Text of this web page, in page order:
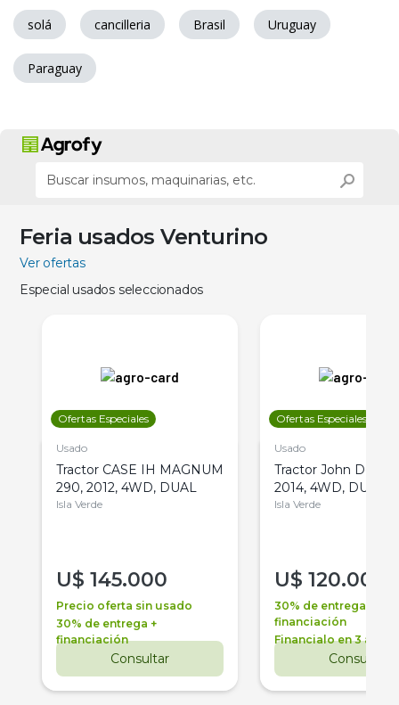
solá cancilleria Brasil Uruguay
Paraguay
Feria usados Venturino
Ver ofertas
Especial usados seleccionados
Ofertas Especiales
Usado
Tractor CASE IH MAGNUM
290, 2012, 4WD, DUAL
Isla Verde
U$ 145.000
Precio oferta sin usado
30% de entrega +
financiación
Consultar
Ofertas Especiales
Usado
Tractor John Deere
2014, 4WD, DUAL
Isla Verde
U$ 120.000
30% de entrega +
financiación
Financialo en 3 años
Consultar